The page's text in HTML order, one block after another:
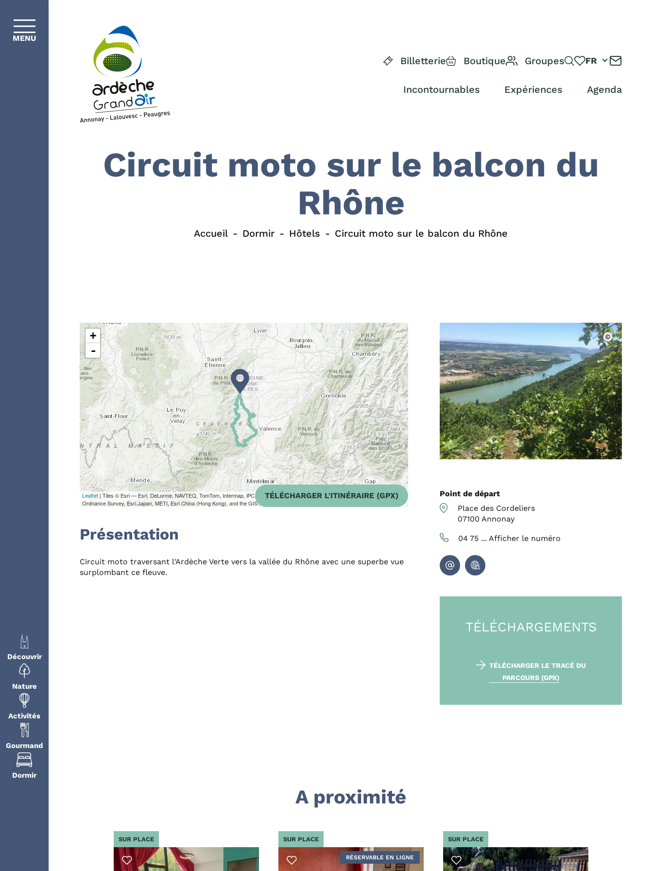
Billetterie Boutique Groupes FR
Incontournables Expériences Agenda
MENU
Découvrir
Nature
Activités
Gourmand
Dormir
Circuit moto sur le balcon du
Rhône
Accueil Dormir Hôtels Circuit moto sur le balcon du Rhône
+
-
Leaflet | Tiles © Esri — Esri, DeLorme, NAVTEQ, TomTom, Intermap, iPC, USGS, FAO, NPS, NRCAN, GeoBase, Kadaster NL,
Ordnance Survey, Esri Japan, METI, Esri China (Hong Kong), and the GIS User Community
TÉLÉCHARGER L'ITINÉRAIRE (GPX)
Présentation
Circuit moto traversant l'Ardèche Verte vers la vallée du Rhône avec une superbe vue
surplombant ce fleuve.
Point de départ
Place des Cordeliers
07100 Annonay
04 75 ... Afficher le numéro
TÉLÉCHARGEMENTS
TÉLÉCHARGER LE TRACÉ DU
PARCOURS (GPX)
A proximité
SUR PLACE
RÉSERVABLE EN LIGNE
SUR PLACE SUR PLACE